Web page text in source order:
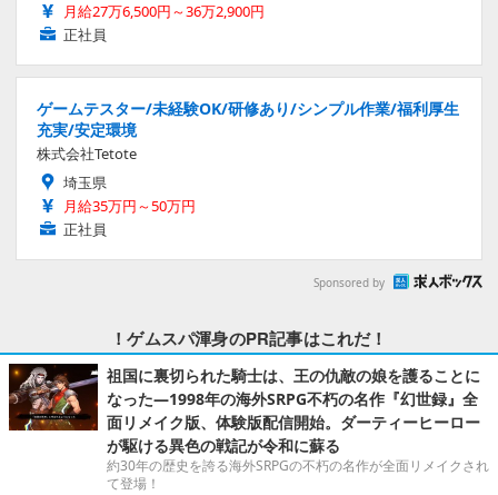
月給27万6,500円～36万2,900円
正社員
ゲームテスター/未経験OK/研修あり/シンプル作業/福利厚生
充実/安定環境
株式会社Tetote
埼玉県
月給35万円～50万円
正社員
Sponsored by
！ゲムスパ渾身のPR記事はこれだ！
祖国に裏切られた騎士は、王の仇敵の娘を護ることに
なった―1998年の海外SRPG不朽の名作『幻世録』全
面リメイク版、体験版配信開始。ダーティーヒーロー
が駆ける異色の戦記が令和に蘇る
約30年の歴史を誇る海外SRPGの不朽の名作が全面リメイクされ
て登場！